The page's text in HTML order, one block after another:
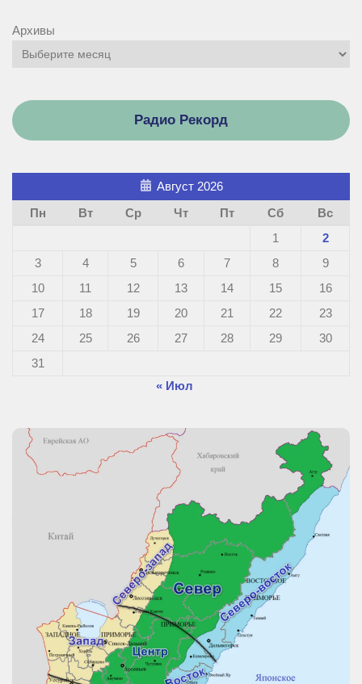
Архивы
Радио Рекорд
Август 2026
Пн
Вт Ср Чт Пт Сб
Вс
1
2
3
4 5 6 7 8
9
10
11 12 13 14 15
16
17
18 19 20 21 22
23
24
25 26 27 28 29
30
31
« Июл